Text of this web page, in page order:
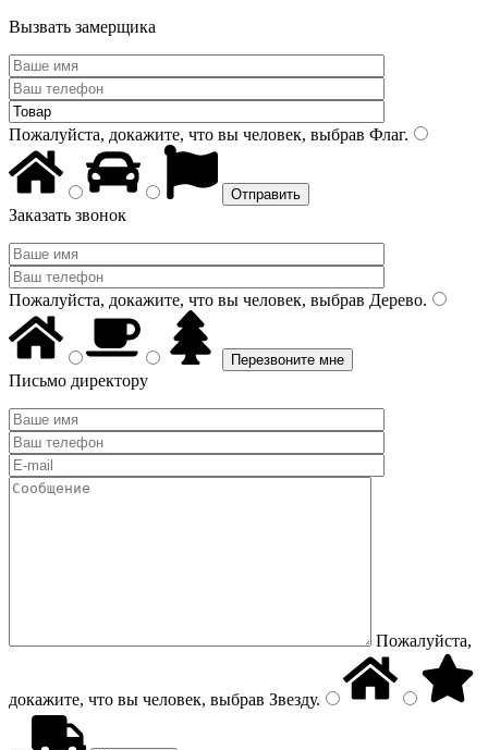
Вызвать замерщика
Пожалуйста, докажите, что вы человек, выбрав Флаг.
Заказать звонок
Пожалуйста, докажите, что вы человек, выбрав Дерево.
Письмо директору
Пожалуйста,
докажите, что вы человек, выбрав Звезду.